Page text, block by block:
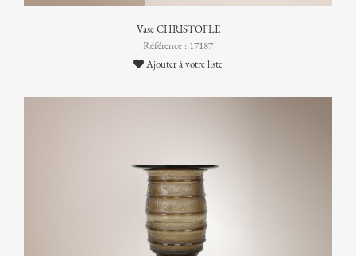
Vase CHRISTOFLE
Référence : 17187
Ajouter à votre liste